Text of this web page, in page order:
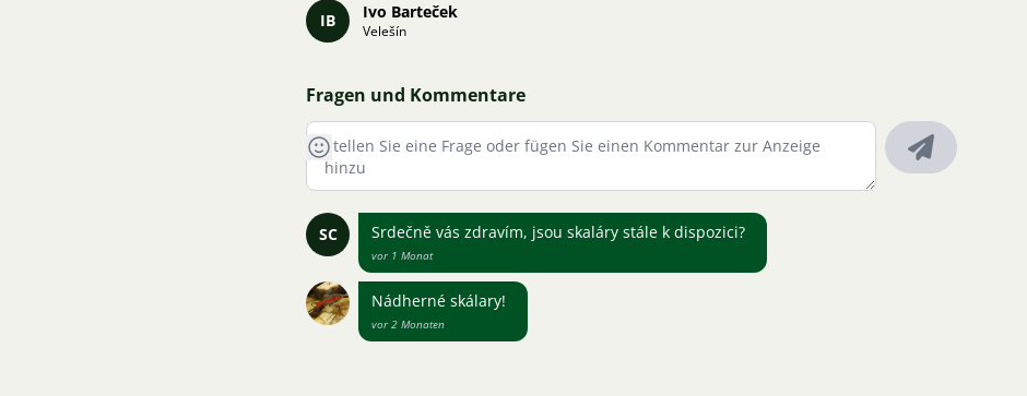
IB Ivo Barteček
Velešín
Fragen und Kommentare
SC Srdečně vás zdravím, jsou skaláry stále k dispozici?
vor 1 Monat
Nádherné skálary!
vor 2 Monaten